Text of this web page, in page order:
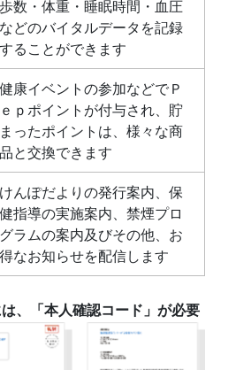
歩数・体重・睡眠時間・血圧
などのバイタルデータを記録
することができます
健康イベントの参加などでＰ
ｅｐポイントが付与され、貯
まったポイントは、様々な商
品と交換できます
けんぽだよりの発行案内、保
健指導の実施案内、禁煙プロ
グラムの案内及びその他、お
得なお知らせを配信します
、「本人確認コード」が必要